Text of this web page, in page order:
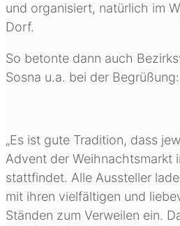
und organisiert, natürlich im
Dorf.
So betonte dann auch
Sosna u.a. bei der Begrüßung:
„Es ist gute Tradition, dass
Advent der Weihnachtsmarkt
stattfindet. Alle Aussteller
mit ihren vielfältigen und
Ständen zum Verweilen ein.